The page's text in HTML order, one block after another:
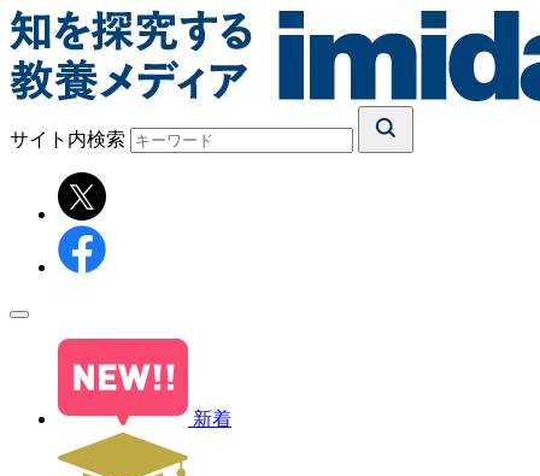
サイト内検索
新着